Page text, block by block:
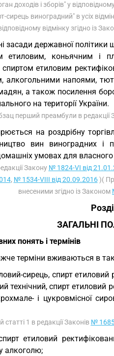
доходів і зборів" у
сирець виноградний" в усіх
відмінку згідно із
засади державної політики
етиловим, коньячним
етиловим
алкогольними напоями,
а також посилення
на території України.
перший преамбули в редакції
на роздрібну
вин виноградних і
умовах для
Закону № 1824-VI від
, № 1534-VIII від 20.09.2016)(
внесеними згідно із Законом
ЗАГАЛЬНІ
понять і термінів
терміни вживаються в
сирець, спирт
технічний, спирт
і цукровмісної
статті 1 в редакції Законів №
етиловий
алкоголю;